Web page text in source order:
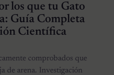
los que tu Gato
Guía Completa
Científica
comprobados que
de arena. Investigación